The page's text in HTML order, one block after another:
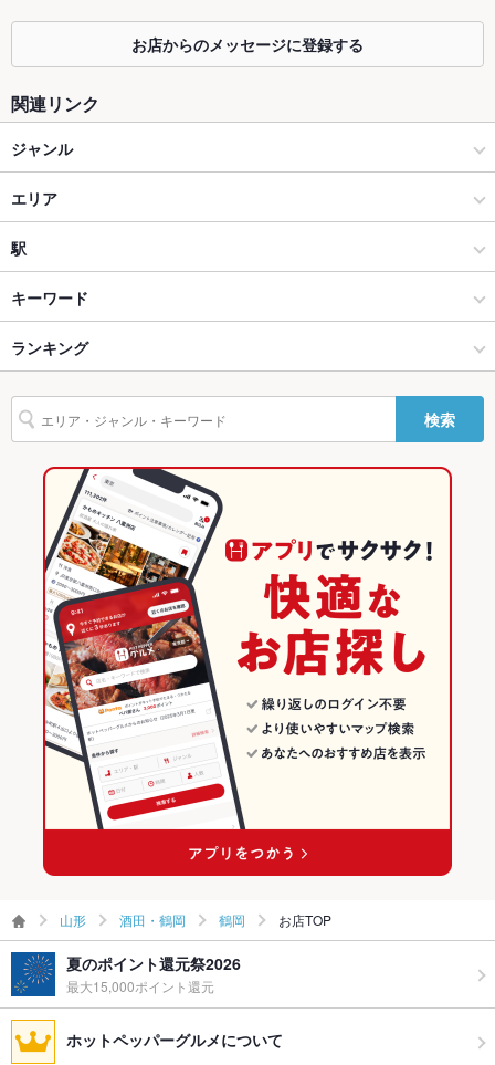
個室 あり ：4席×1部屋（1Ｆ）、6席×1部屋（2Ｆ）
座敷 あり ：12席×4部屋（2Ｆ）、最大60名
掘りごたつ
カウンター
ソファー
テラス席
貸切
設備
Wi-Fi なし
バリアフリ
ー
なし ：ありません
あり ：店の前にあり
その他設備
1Ｆ：カウンター×7席、お座敷カウンター×3席、小上り6名×2
部屋、個室4名×1部屋
その他
飲み放題 あり ：要相談
食べ放題
あり ：にぎりたて寿し２時間食べ放題：お一人様（中学生以
上)3500円/小学生2000円/未就学児1000円
日本酒充実
お子様連れOK ：ご家族のお祝いなど大歓迎！
ウェディン
応相談
せ！
お店からのメッセージに登録する
関連リンク
ジャンル
和食
寿司
酒田・鶴岡 × 和食
酒田・鶴岡 × 寿司
鶴岡駅 × 和食
鶴岡駅 × 寿司
エリア
鶴岡
鶴岡 × 和食
鶴岡 × 寿司
山形
山形 × 和食
山形 × 寿司
駅
羽前大山駅
鶴岡駅
藤島駅
キーワード
ウニ料理
ランキング
山形のグルメランキング
山形の和食ランキング
山形の寿司ランキング
酒田・鶴岡のグルメランキング
酒田・鶴岡の和食ランキング
酒田・鶴岡の寿司ランキング
鶴岡のグルメランキング
検索
山形 酒田・鶴岡 鶴岡 お店TOP
夏のポイント還元祭2026
最大15,000ポイント還元
ホットペッパーグルメについて